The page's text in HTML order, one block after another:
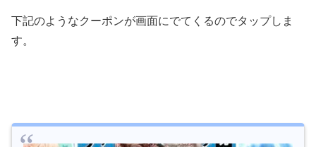
下記のようなクーポンが画面にでてくるのでタップしま
す。